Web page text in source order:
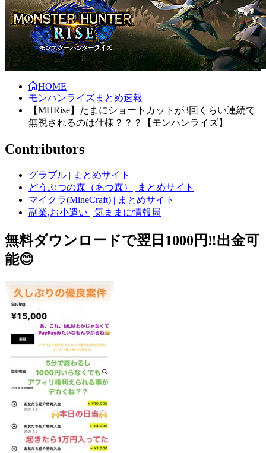
HOME
モンハンライズまとめ速報
【MHRise】たまにショートカットが3回くらい連続で
無視されるのは仕様？？？【モンハンライズ】
Contributors
グラブル | まとめサイト
どうぶつの森（あつ森）| まとめサイト
マイクラ(MineCraft) | まとめサイト
副業,お小遣い | 気ままに情報局
無料ダウンロードで翌日1000円‼️出金可
能😊